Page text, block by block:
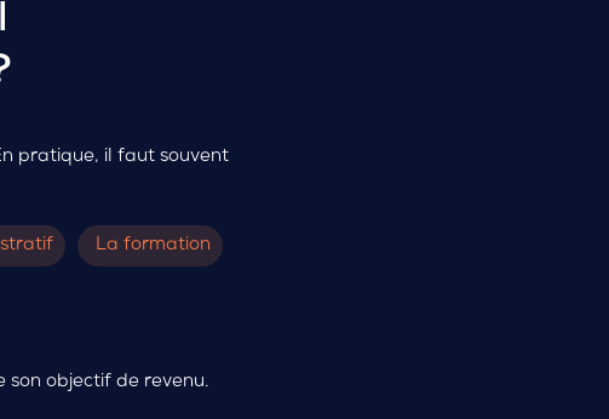
pratique, il faut souvent
La formation
son objectif de revenu.